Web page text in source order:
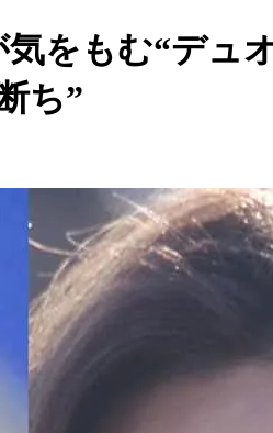
をもむ“デュ
ち”